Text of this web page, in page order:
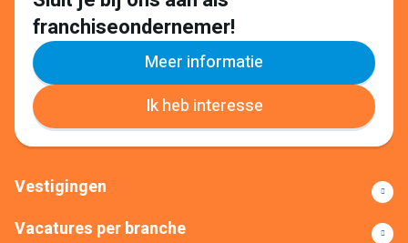
franchiseondernemer!
Meer informatie
Ik heb interesse
Vestigingen
Vacatures per branche